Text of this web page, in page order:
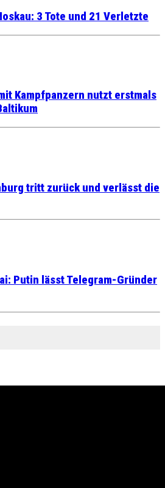
3 Tote und 21 Verletzte
Kampfpanzern nutzt erstmals
tritt zurück und verlässt die
Putin lässt Telegram-Gründer